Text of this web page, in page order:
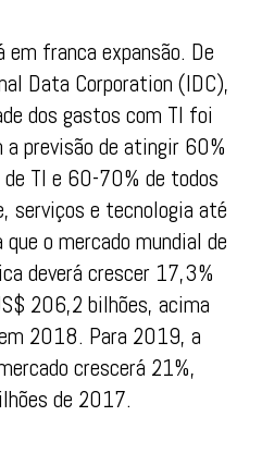
em franca expansão. De
Data Corporation (IDC),
dos gastos com TI foi
a previsão de atingir 60%
TI e 60-70% de todos
serviços e tecnologia até
o mercado mundial de
deverá crescer 17,3%
206,2 bilhões, acima
2018. Para 2019, a
crescerá 21%,
de 2017.